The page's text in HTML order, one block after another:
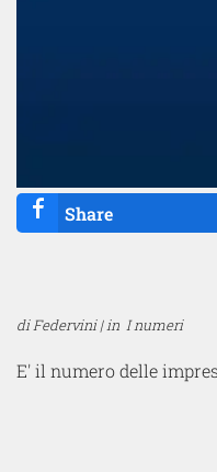
Share
di Federvini | in I numeri
E' il numero delle